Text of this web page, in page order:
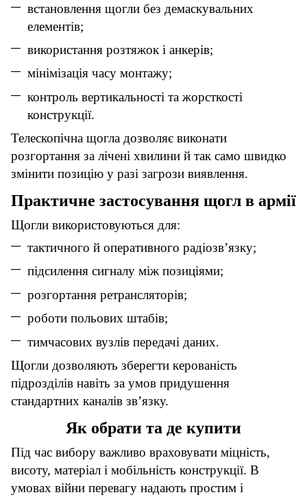
встановлення щогли без демаскувальних
елементів;
використання розтяжок і анкерів;
мінімізація часу монтажу;
контроль вертикальності та жорсткості
конструкції.
Телескопічна щогла дозволяє виконати
розгортання за лічені хвилини й так само швидко
змінити позицію у разі загрози виявлення.
Практичне застосування щогл в армії
Щогли використовуються для:
тактичного й оперативного радіозв’язку;
підсилення сигналу між позиціями;
розгортання ретрансляторів;
роботи польових штабів;
тимчасових вузлів передачі даних.
Щогли дозволяють зберегти керованість
підрозділів навіть за умов придушення
стандартних каналів зв’язку.
Як обрати та де купити
Під час вибору важливо враховувати міцність,
висоту, матеріал і мобільність конструкції. В
умовах війни перевагу надають простим і